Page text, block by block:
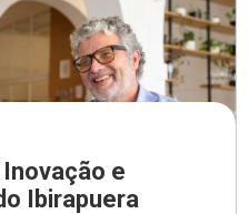
e
Ibirapuera